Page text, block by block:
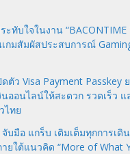
ทับใจในงาน “BACONTIME
กมสัมผัสประสบการณ์
ตัว Visa Payment Passkey
ออนไลน์ให้สะดวก รวดเร็ว
ไทย
มือ แกร็บ เติมเต็มทุกการเดิ
ใต้แนวคิด “More of What